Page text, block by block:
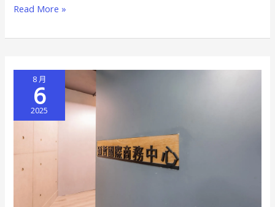
一
Read More »
8 月
6
2025